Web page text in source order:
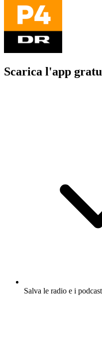
Scarica l'app
Salva le radio e i